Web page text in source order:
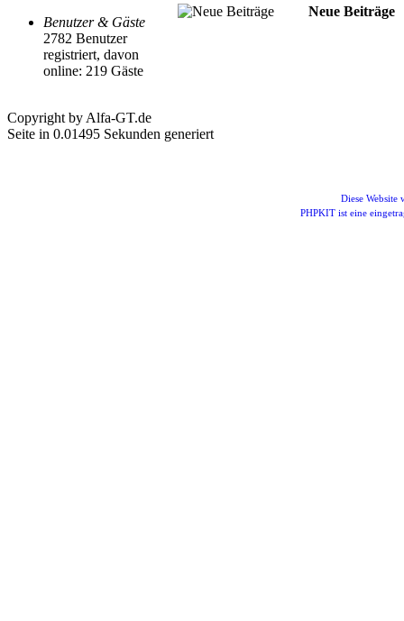
Benutzer & Gäste
2782 Benutzer
registriert, davon
online: 219 Gäste
Neue Beiträge
Copyright by Alfa-GT.de
Seite in 0.01495 Sekunden generiert
Diese Website
PHPKIT ist eine